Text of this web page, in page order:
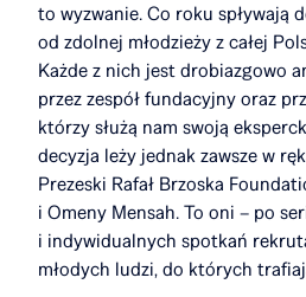
to wyzwanie. Co roku spływają
od zdolnej młodzieży z całej
Każde z nich jest drobiazgowo
przez zespół fundacyjny oraz
którzy służą nam swoją
decyzja leży jednak zawsze w
Prezeski Rafał Brzoska
i Omeny Mensah. To oni – po
i indywidualnych spotkań
młodych ludzi, do których